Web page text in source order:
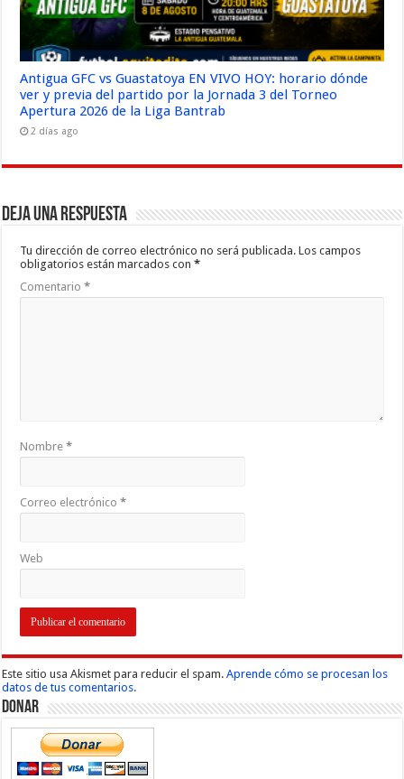
Antigua GFC vs Guastatoya EN VIVO HOY: horario dónde
ver y previa del partido por la Jornada 3 del Torneo
Apertura 2026 de la Liga Bantrab
2 días ago
Deja una respuesta
Tu dirección de correo electrónico no será publicada. Los campos
obligatorios están marcados con*
Comentario*
Nombre*
Correo electrónico*
Web
Este sitio usa Akismet para reducir el spam.Aprende cómo se procesan los
datos de tus comentarios.
Donar